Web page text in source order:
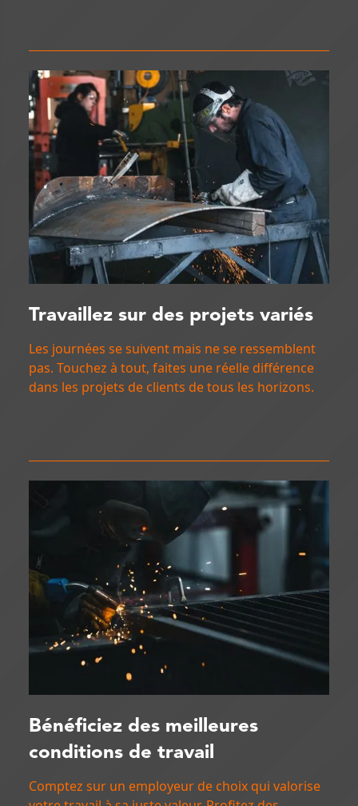
Travaillez sur des projets variés
Les journées se suivent mais ne se ressemblent
pas. Touchez à tout, faites une réelle différence
dans les projets de clients de tous les horizons.
Bénéficiez des meilleures
conditions de travail
Comptez sur un employeur de choix qui valorise